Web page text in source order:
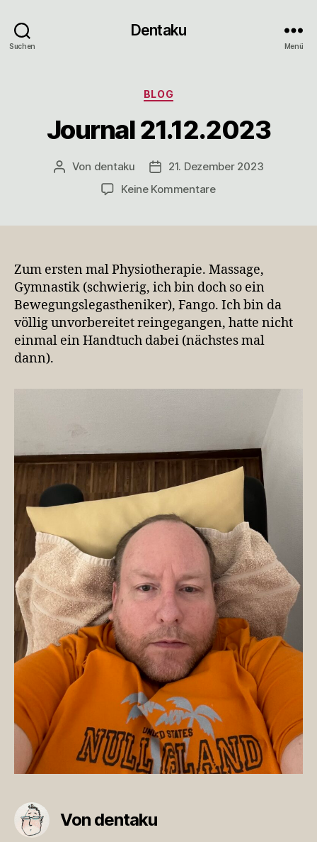
Suchen
Dentaku
Menü
Kategorien
BLOG
Journal 21.12.2023
Beitragsautor
Von dentaku Veröffentlichungsdatum
21. Dezember 2023
Keine Kommentarezu
Zum ersten mal Physiotherapie. Massage,
Gymnastik (schwierig, ich bin doch so ein
Bewegungslegastheniker), Fango. Ich bin da
völlig unvorbereitet reingegangen, hatte nicht
einmal ein Handtuch dabei (nächstes mal
dann).
Von dentaku